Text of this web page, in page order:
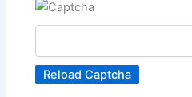
Reload Captcha